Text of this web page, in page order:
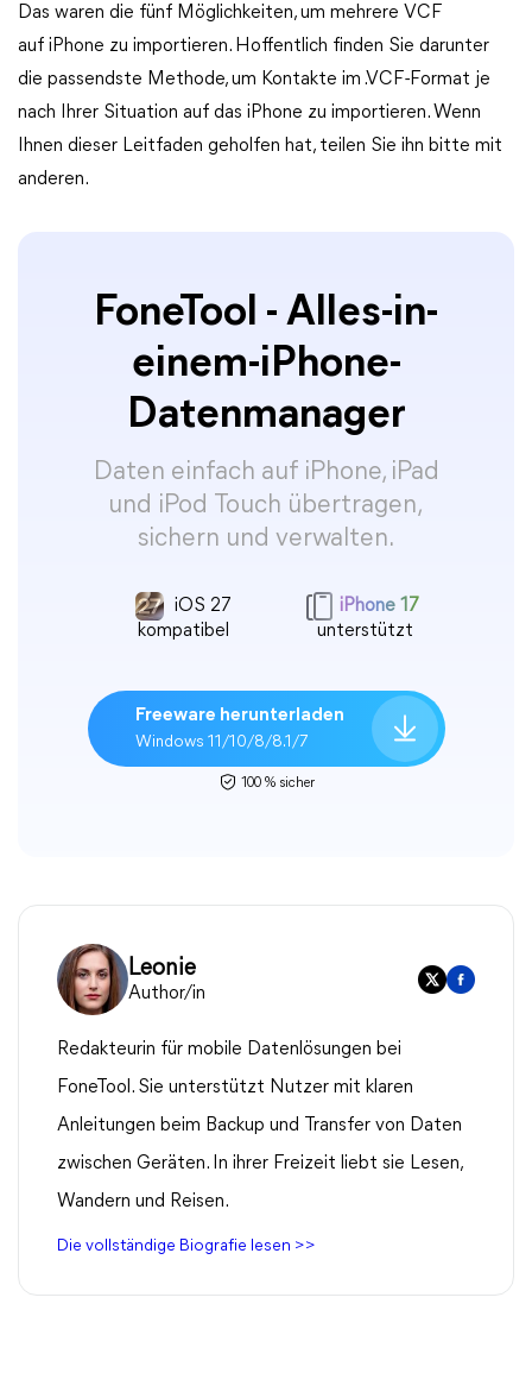
Das waren die fünf Möglichkeiten, um mehrere VCF
auf iPhone zu importieren. Hoffentlich finden Sie darunter
die passendste Methode, um Kontakte im .VCF-Format je
nach Ihrer Situation auf das iPhone zu importieren. Wenn
Ihnen dieser Leitfaden geholfen hat, teilen Sie ihn bitte mit
anderen.
FoneTool - Alles-in-
einem-iPhone-
Datenmanager
Daten einfach auf iPhone, iPad
und iPod Touch übertragen,
sichern und verwalten.
iOS 27
kompatibel
iPhone 17
unterstützt
Freeware herunterladen
Windows 11/10/8/8.1/7
100 % sicher
Leonie
Author/in
Redakteurin für mobile Datenlösungen bei
FoneTool. Sie unterstützt Nutzer mit klaren
Anleitungen beim Backup und Transfer von Daten
zwischen Geräten. In ihrer Freizeit liebt sie Lesen,
Wandern und Reisen.
Die vollständige Biografie lesen >>